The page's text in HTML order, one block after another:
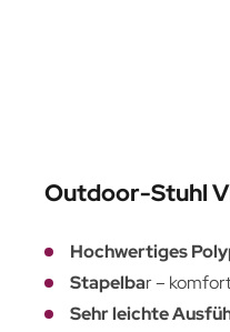
Outdoor-Stuhl
Hochwertiges
Stapelbar –
Sehr leichte